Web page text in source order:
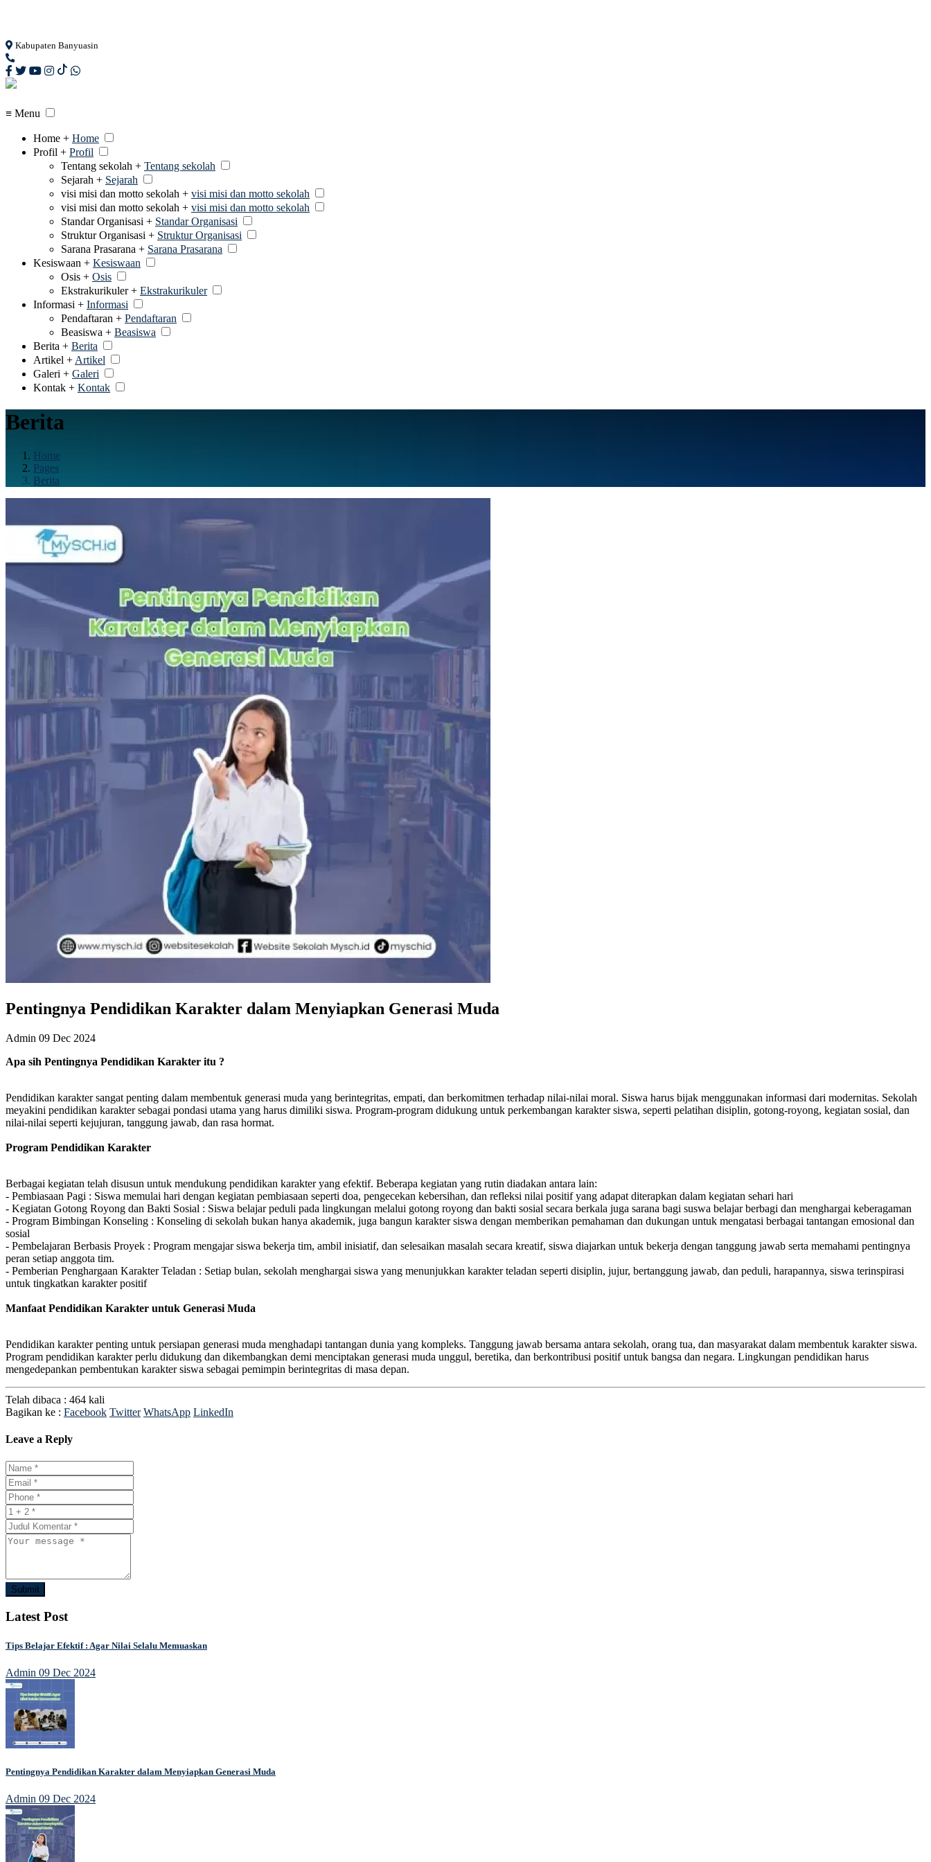
Kabupaten Banyuasin
≡ Menu
Home + Home
Profil + Profil
Tentang sekolah + Tentang sekolah
Sejarah + Sejarah
visi misi dan motto sekolah + visi misi dan motto sekolah
visi misi dan motto sekolah + visi misi dan motto sekolah
Standar Organisasi + Standar Organisasi
Struktur Organisasi + Struktur Organisasi
Sarana Prasarana + Sarana Prasarana
Kesiswaan + Kesiswaan
Osis + Osis
Ekstrakurikuler + Ekstrakurikuler
Informasi + Informasi
Pendaftaran + Pendaftaran
Beasiswa + Beasiswa
Berita + Berita
Artikel +Artikel
Galeri + Galeri
Kontak + Kontak
Berita
Home
Pages
Berita
Pentingnya Pendidikan Karakter dalam Menyiapkan Generasi Muda
Admin 09 Dec 2024
Apa sih Pentingnya Pendidikan Karakter itu ?
Pendidikan karakter sangat penting dalam membentuk generasi muda yang berintegritas, empati, dan berkomitmen terhadap nilai-nilai moral. Siswa harus bijak menggunakan informasi dari modernitas. Sekolah
meyakini pendidikan karakter sebagai pondasi utama yang harus dimiliki siswa. Program-program didukung untuk perkembangan karakter siswa, seperti pelatihan disiplin, gotong-royong, kegiatan sosial, dan
nilai-nilai seperti kejujuran, tanggung jawab, dan rasa hormat.
Program Pendidikan Karakter
Berbagai kegiatan telah disusun untuk mendukung pendidikan karakter yang efektif. Beberapa kegiatan yang rutin diadakan antara lain:
- Pembiasaan Pagi : Siswa memulai hari dengan kegiatan pembiasaan seperti doa, pengecekan kebersihan, dan refleksi nilai positif yang adapat diterapkan dalam kegiatan sehari hari
- Kegiatan Gotong Royong dan Bakti Sosial : Siswa belajar peduli pada lingkungan melalui gotong royong dan bakti sosial secara berkala juga sarana bagi suswa belajar berbagi dan menghargai keberagaman
- Program Bimbingan Konseling : Konseling di sekolah bukan hanya akademik, juga bangun karakter siswa dengan memberikan pemahaman dan dukungan untuk mengatasi berbagai tantangan emosional dan
sosial
- Pembelajaran Berbasis Proyek : Program mengajar siswa bekerja tim, ambil inisiatif, dan selesaikan masalah secara kreatif, siswa diajarkan untuk bekerja dengan tanggung jawab serta memahami pentingnya
peran setiap anggota tim.
- Pemberian Penghargaan Karakter Teladan : Setiap bulan, sekolah menghargai siswa yang menunjukkan karakter teladan seperti disiplin, jujur, bertanggung jawab, dan peduli, harapannya, siswa terinspirasi
untuk tingkatkan karakter positif
Manfaat Pendidikan Karakter untuk Generasi Muda
Pendidikan karakter penting untuk persiapan generasi muda menghadapi tantangan dunia yang kompleks. Tanggung jawab bersama antara sekolah, orang tua, dan masyarakat dalam membentuk karakter siswa.
Program pendidikan karakter perlu didukung dan dikembangkan demi menciptakan generasi muda unggul, beretika, dan berkontribusi positif untuk bangsa dan negara. Lingkungan pendidikan harus
mengedepankan pembentukan karakter siswa sebagai pemimpin berintegritas di masa depan.
Telah dibaca : 464 kali
Bagikan ke : Facebook Twitter WhatsApp LinkedIn
Leave a Reply
Submit
Latest Post
Tips Belajar Efektif : Agar Nilai Selalu Memuaskan
Admin 09 Dec 2024
Pentingnya Pendidikan Karakter dalam Menyiapkan Generasi Muda
Admin 09 Dec 2024